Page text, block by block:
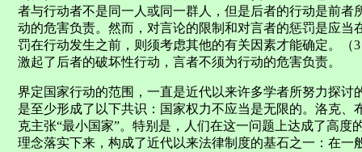
者与行动者不是同一人或同一群人，但是后者的行动是前
动的危害负责。然而，对言论的限制和对言者的惩罚是应
罚在行动发生之前，则须考虑其他的有关因素才能确定。（
激起了后者的破坏性行动，言者不须为行动的危害负责。
界定国家行动的范围，一直是近代以来许多学者所努力探
是至少形成了以下共识：国家权力不应当是无限的。洛克、
克主张“最小国家”。特别是，人们在这一问题上达成了高
理念落实下来，构成了近代以来法律制度的基石之一：在